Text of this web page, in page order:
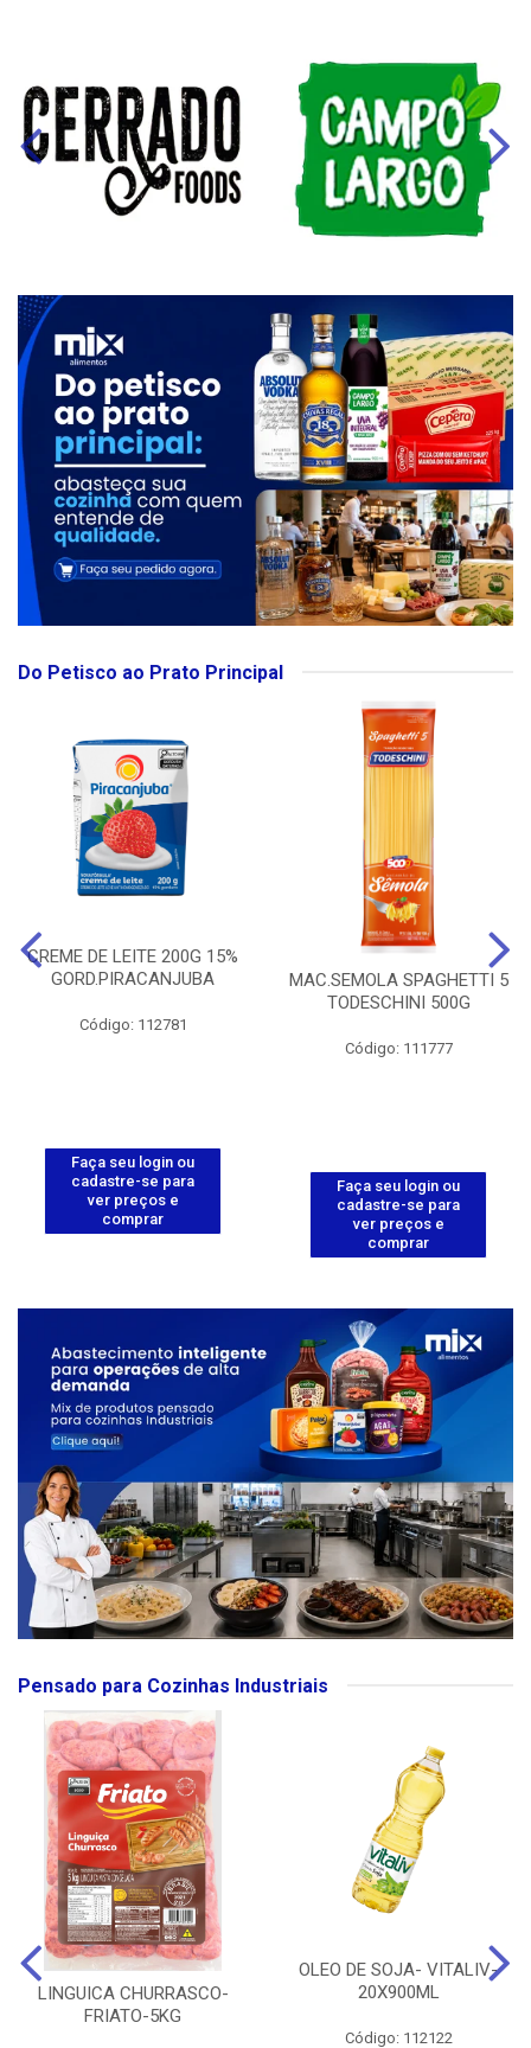
Do Petisco ao Prato Principal
CREME DE LEITE 200G 15%
GORD.PIRACANJUBA
Código: 112781
Faça seu login ou
cadastre-se para
ver preços e
comprar
MAC.SEMOLA SPAGHETTI 5
TODESCHINI 500G
Código: 111777
Faça seu login ou
cadastre-se para
ver preços e
comprar
Pensado para Cozinhas Industriais
LINGUICA CHURRASCO-
FRIATO-5KG
OLEO DE SOJA- VITALIV-
20X900ML
Código: 112122